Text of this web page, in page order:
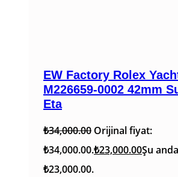
EW Factory Rolex
M226659-0002 42mm
Eta
₺34,000.00 Orijinal fiyat:
₺34,000.00.₺23,000.00Şu
₺23,000.00.